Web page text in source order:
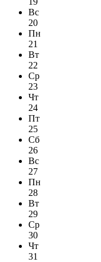
Вс
20
Пн
21
Вт
22
Ср
23
Чт
24
Пт
25
Сб
26
Вс
27
Пн
28
Вт
29
Ср
30
Чт
31